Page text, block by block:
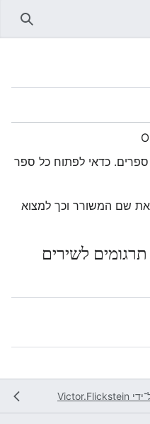
ספרים. כדאי לפתוח כל ספר
שם המשורר וכך למצוא
לשירים
Victor.Flickstein